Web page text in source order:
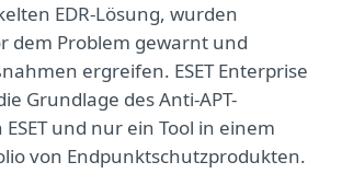
EDR-Lösung, wurden
dem Problem gewarnt und
ergreifen. ESET Enterprise
Grundlage des Anti-APT-
und nur ein Tool in einem
von Endpunktschutzprodukten.